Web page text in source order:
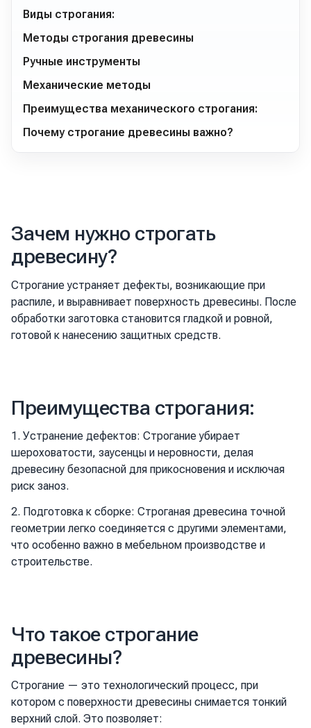
Виды строгания:
Методы строгания древесины
Ручные инструменты
Механические методы
Преимущества механического строгания:
Почему строгание древесины важно?
Зачем нужно строгать
древесину?
Строгание устраняет дефекты, возникающие при
распиле, и выравнивает поверхность древесины. После
обработки заготовка становится гладкой и ровной,
готовой к нанесению защитных средств.
Преимущества строгания:
1. Устранение дефектов: Строгание убирает
шероховатости, заусенцы и неровности, делая
древесину безопасной для прикосновения и исключая
риск заноз.
2. Подготовка к сборке: Строганая древесина точной
геометрии легко соединяется с другими элементами,
что особенно важно в мебельном производстве и
строительстве.
Что такое строгание
древесины?
Строгание — это технологический процесс, при
котором с поверхности древесины снимается тонкий
верхний слой. Это позволяет: